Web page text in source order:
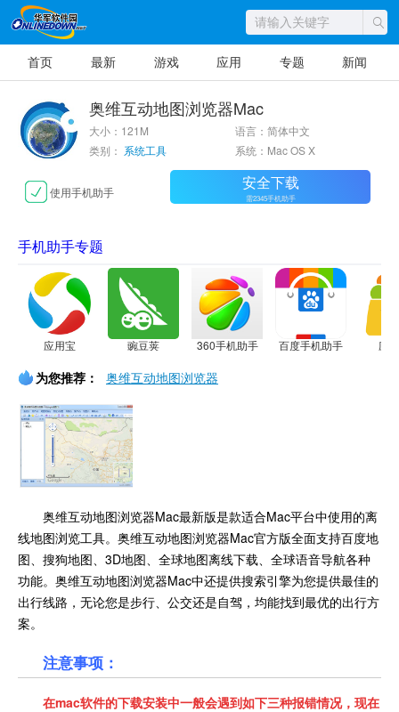
首页 最新 游戏 应用 专题 新闻
奥维互动地图浏览器Mac
大小：121M
语言：简体中文
类别： 系统工具 系统：Mac OS X
使用手机助手 安全下载
需2345手机助手
手机助手专题
应用宝 豌豆荚 360手机助手 百度手机助手 应
为您推荐： 奥维互动地图浏览器
奥维互动地图浏览器Mac最新版是款适合Mac平台中使用的离
线地图浏览工具。奥维互动地图浏览器Mac官方版全面支持百度地
图、搜狗地图、3D地图、全球地图离线下载、全球语音导航各种
功能。奥维互动地图浏览器Mac中还提供搜索引擎为您提供最佳的
出行线路，无论您是步行、公交还是自驾，均能找到最优的出行方
案。
注意事项：
在mac软件的下载安装中一般会遇到如下三种报错情况，现在